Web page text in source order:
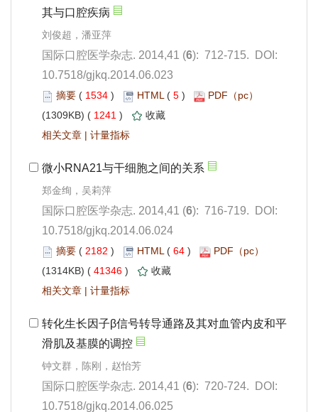
): 712-715. DOI:
10.7518/gjkq.2014.06.023
1534 ) 5 )
1241 )
|
): 716-719. DOI:
10.7518/gjkq.2014.06.024
2182 ) 64 )
41346 )
|
): 720-724. DOI:
10.7518/gjkq.2014.06.025